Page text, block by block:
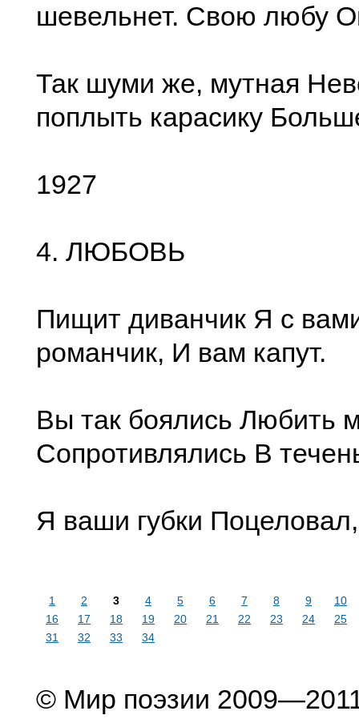
шевельнет. Свою любу
Так шуми же, мутная
поплыть карасику
1927
4. ЛЮБОВЬ
Пищит диванчик Я с
романчик, И вам капут.
Вы так боялись Любить
Сопротивлялись В
Я ваши губки
1 2 3 4 5 6 7 8 9
10
16
17 18 19 20 21 22 23 24
25
31
32 33 34
© Мир поэзии